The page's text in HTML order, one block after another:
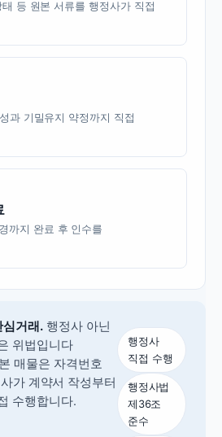
등 원본 서류를 행정사가 직접
과 기밀유지 약정까지 직접
까지 완료 후 인수를
심거래. 행정사 아닌
위법입니다
본 매물은 자격번호
가 계약서 작성부터
수행합니다.
행정사
직접 수행
행정사법
제36조
준수